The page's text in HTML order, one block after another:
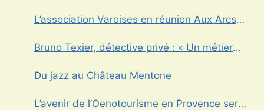
L’association Varoises en réunion Aux Arcs
Bruno Texier, détective privé : « Un métier
entreprises »
Du jazz au Château Mentone
L’avenir de l’Oenotourisme en Provence sera-